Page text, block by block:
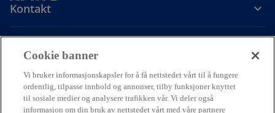
Kontakt
Om oss
Karriere
Cookie banner
Vi bruker informasjonskapsler for å få nettstedet vårt til å fungere
ordentlig, tilpasse innhold og annonser, tilby funksjoner knyttet
til sosiale medier og analysere trafikken vår. Vi deler også
informasjon om din bruk av nettstedet vårt med våre partnere